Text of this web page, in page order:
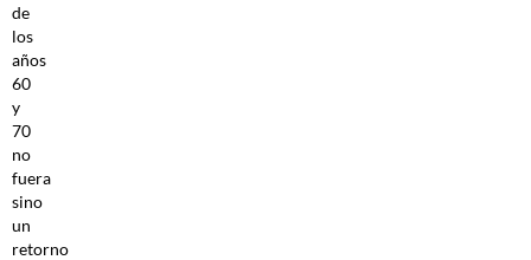
de
los
años
60
y
70
no
fuera
sino
un
retorno